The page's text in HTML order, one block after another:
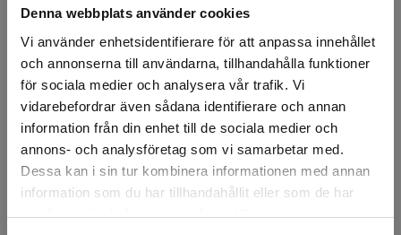
Denna webbplats använder cookies
Vi använder enhetsidentifierare för att anpassa innehållet
och annonserna till användarna, tillhandahålla funktioner
för sociala medier och analysera vår trafik. Vi
vidarebefordrar även sådana identifierare och annan
information från din enhet till de sociala medier och
annons- och analysföretag som vi samarbetar med.
Dessa kan i sin tur kombinera informationen med annan
information som du har tillhandahållit eller som de har
samlat in när du har använt deras tjänster.
Kvalitetsprodukter
Över 30 år i branschen!
Lagerstatus
Årsta 0 st
Rotebro 0 st